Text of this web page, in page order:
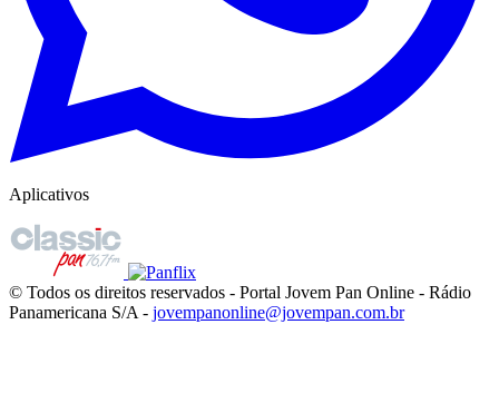
Aplicativos
© Todos os direitos reservados - Portal Jovem Pan Online - Rádio
Panamericana S/A - jovempanonline@jovempan.com.br